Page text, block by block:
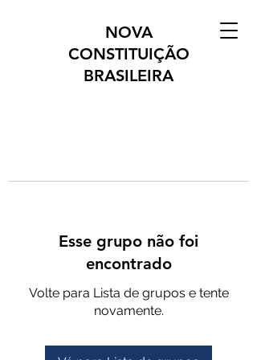
NOVA
CONSTITUIÇÃO
BRASILEIRA
Esse grupo não foi
encontrado
Volte para Lista de grupos e tente
novamente.